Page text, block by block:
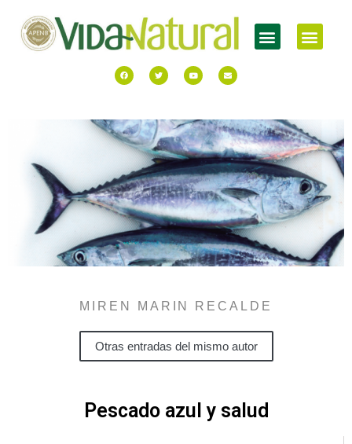
MIREN MARIN RECALDE
Otras entradas del mismo autor
Pescado azul y salud